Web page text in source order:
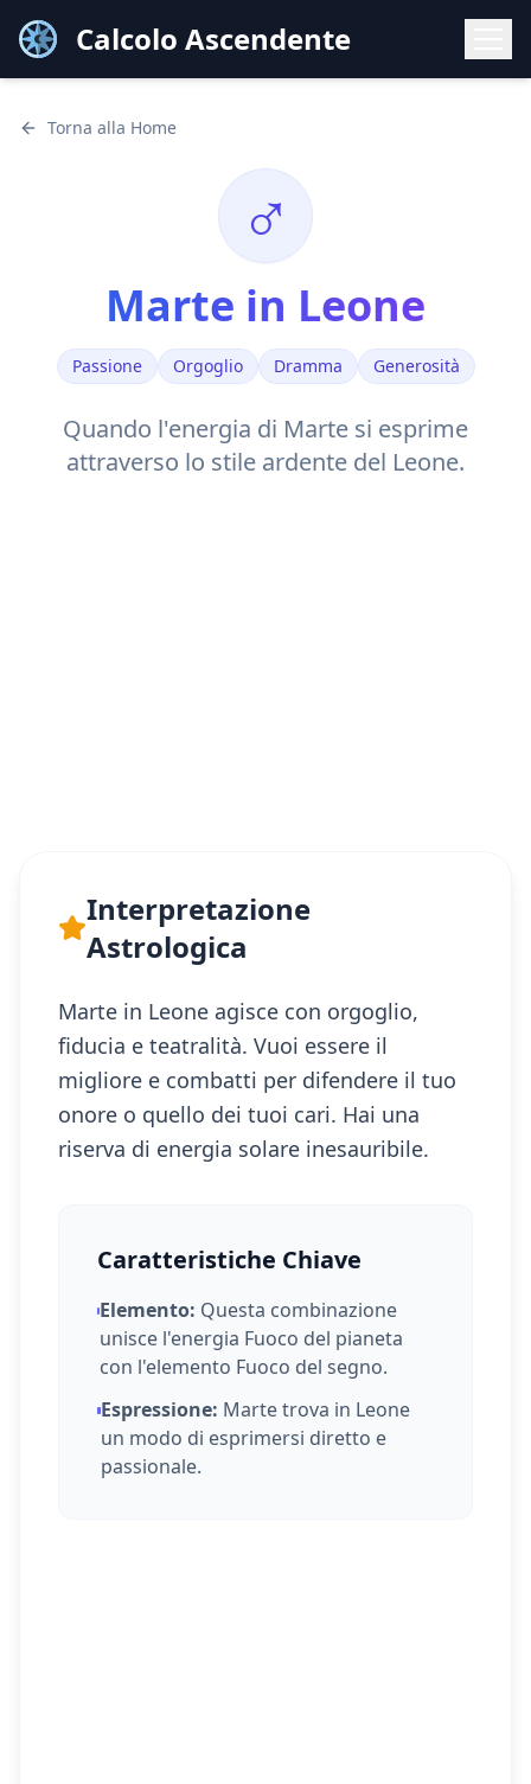
Calcolo Ascendente
Torna alla Home
♂
Marte in Leone
Passione Orgoglio Dramma Generosità
Quando l'energia di Marte si esprime
attraverso lo stile ardente del Leone.
Interpretazione
Astrologica
Marte in Leone agisce con orgoglio,
fiducia e teatralità. Vuoi essere il
migliore e combatti per difendere il tuo
onore o quello dei tuoi cari. Hai una
riserva di energia solare inesauribile.
Caratteristiche Chiave
Elemento: Questa combinazione
unisce l'energia Fuoco del pianeta
con l'elemento Fuoco del segno.
Espressione: Martetrova in Leone
un modo di esprimersi diretto e
passionale.